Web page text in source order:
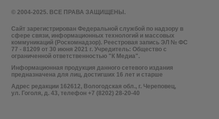
© 2004-2025. ВСЕ ПРАВА ЗАЩИЩЕНЫ.
Сайт зарегистрирован Федеральной службой по надзору в
сфере связи, информационных технологий и массовых
коммуникаций (Роскомнадзор). Реестровая запись ЭЛ № ФС
77 - 81209 от 30 июня 2021 г. Учредитель: Общество с
ограниченной ответственностью "К Медиа".
Информационная продукция данного сетевого издания
предназначена для лиц, достигших 16 лет и старше
Адрес редакции 162612, Вологодская обл., г. Череповец,
ул. Гоголя, д. 43, телефон +7 (8202) 28-20-40